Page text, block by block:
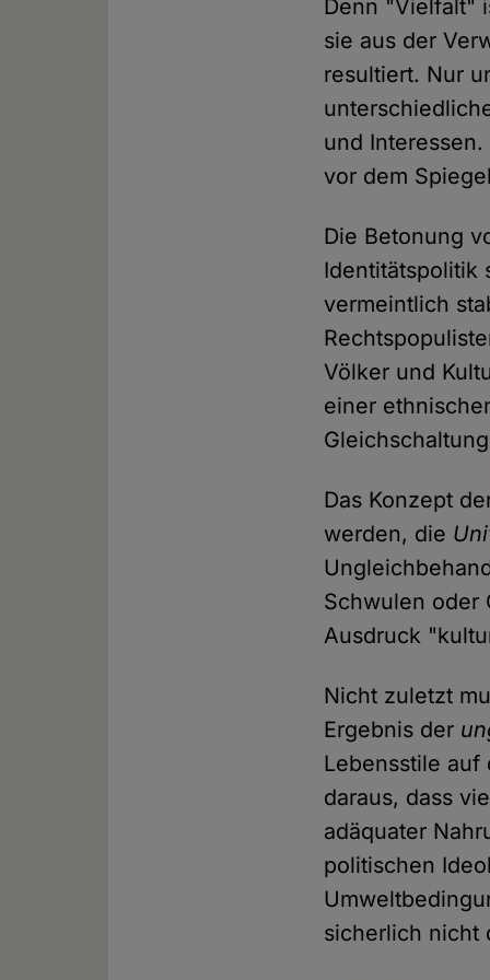
Denn "Vielfalt"
sie aus der
resultiert. Nur
und
vor dem
Die Betonung
Identitätspolitik
vermeintlich
Völker und
einer
Das Konzept
werden, die
Schwulen oder
Ausdruck
Nicht zuletzt
Ergebnis der
Lebensstile
daraus, dass
adäquater
politischen
sicherlich nicht